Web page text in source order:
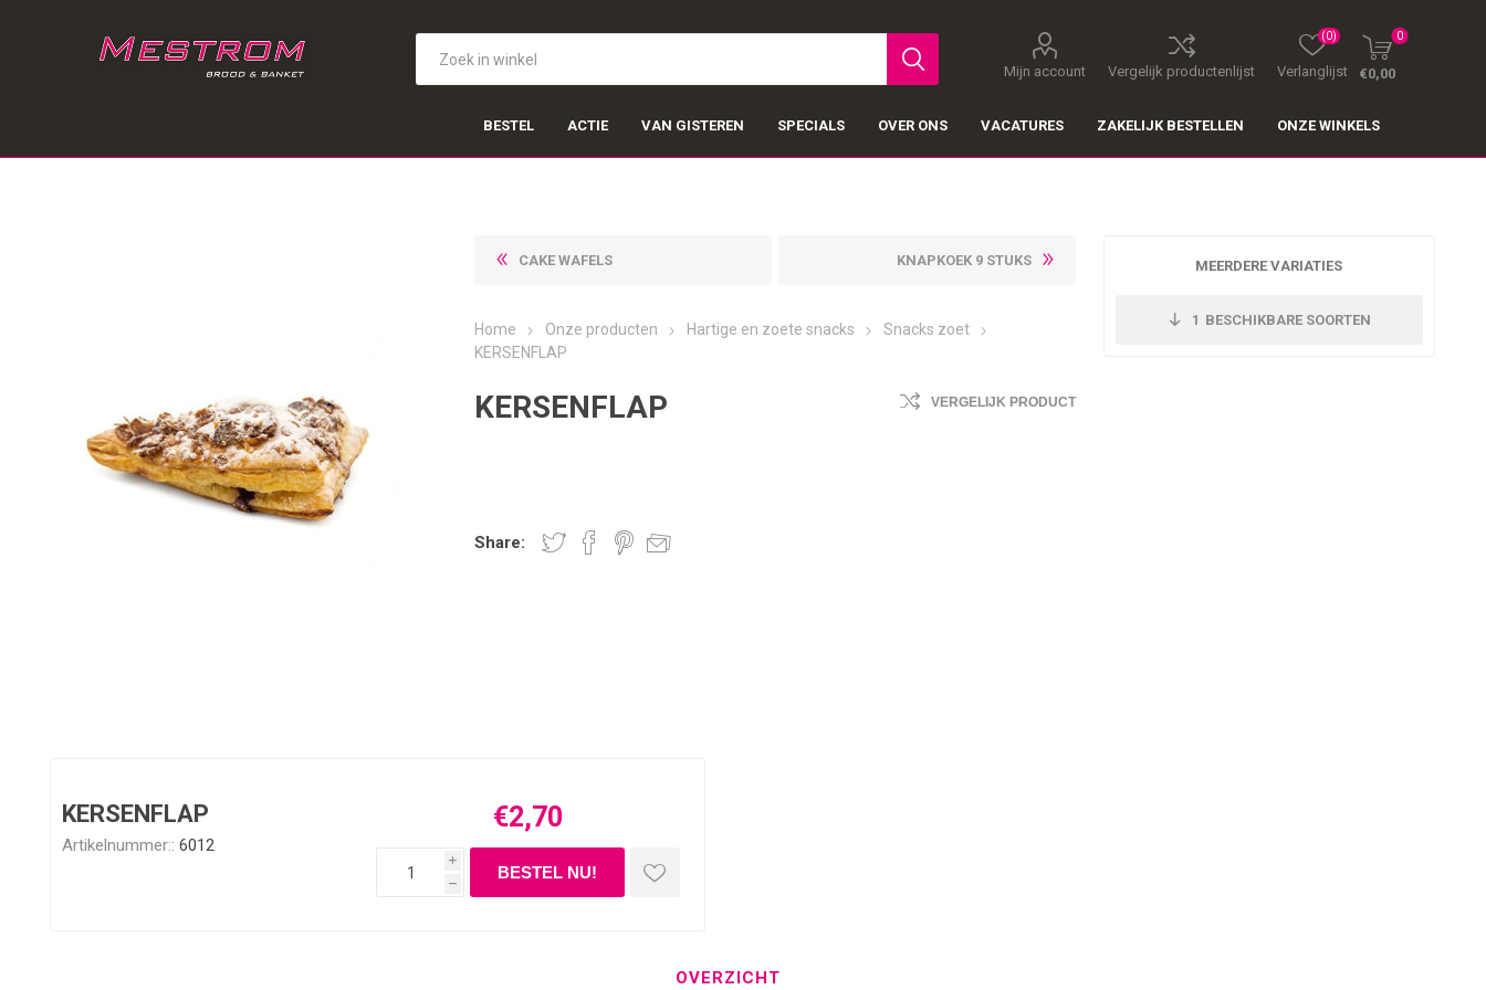
Mijn account Vergelijk productenlijst Verlanglijst
(0) 0
€0,00
BESTEL ACTIE VAN GISTEREN SPECIALS OVER ONS VACATURES ZAKELIJK BESTELLEN ONZE WINKELS
CAKE WAFELS KNAPKOEK 9 STUKS
Home Onze producten Hartige en zoete snacks
Snacks zoet
KERSENFLAP
KERSENFLAP VERGELIJK PRODUCT
MEERDERE VARIATIES
1 BESCHIKBARE SOORTEN
Share:
KERSENFLAP
Artikelnummer:: 6012
€2,70
i
h
OVERZICHT